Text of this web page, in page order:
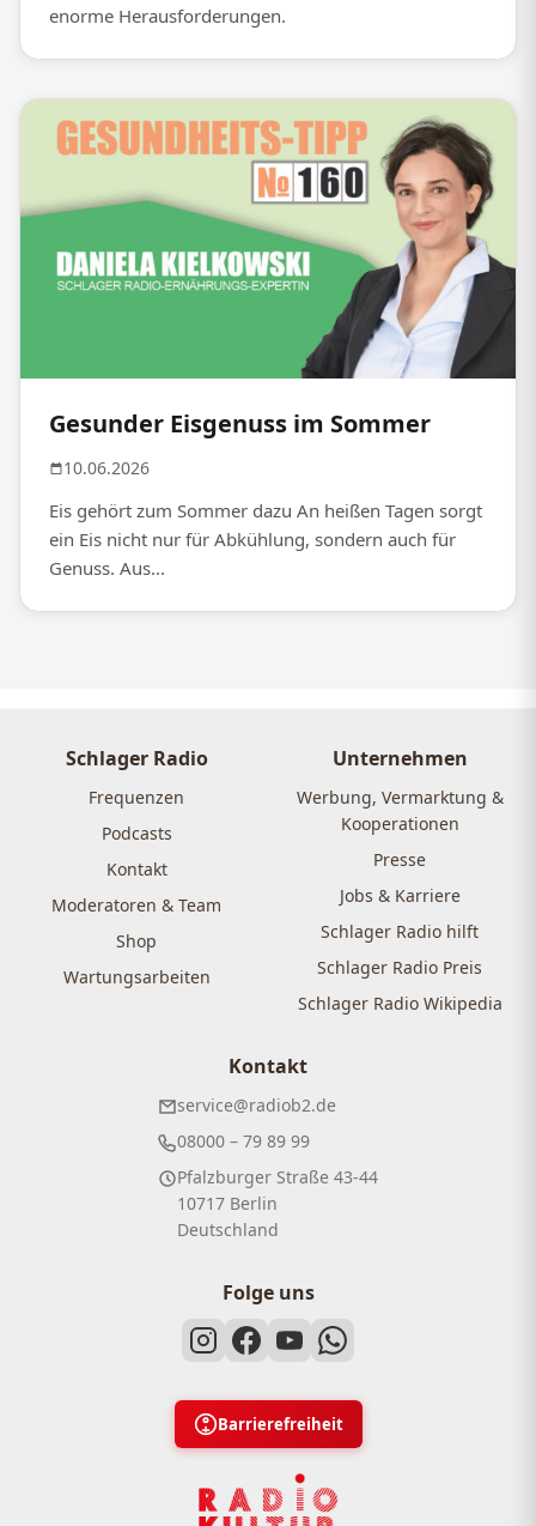
enorme Herausforderungen.
Gesunder Eisgenuss im Sommer
10.06.2026
Eis gehört zum Sommer dazu An heißen Tagen sorgt
ein Eis nicht nur für Abkühlung, sondern auch für
Genuss. Aus...
Schlager Radio
Frequenzen
Podcasts
Kontakt
Moderatoren & Team
Shop
Wartungsarbeiten
Unternehmen
Werbung, Vermarktung &
Kooperationen
Presse
Jobs & Karriere
Schlager Radio hilft
Schlager Radio Preis
Schlager Radio Wikipedia
Kontakt
service@radiob2.de
08000 – 79 89 99
Pfalzburger Straße 43-44
10717 Berlin
Deutschland
Folge uns
Barrierefreiheit